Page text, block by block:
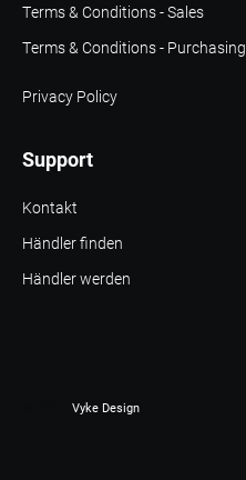
Support
Terms & Conditions - Sales
Terms & Conditions - Purchasing
Privacy Policy
Kontakt
Händler finden
Händler werden
Vyke Design